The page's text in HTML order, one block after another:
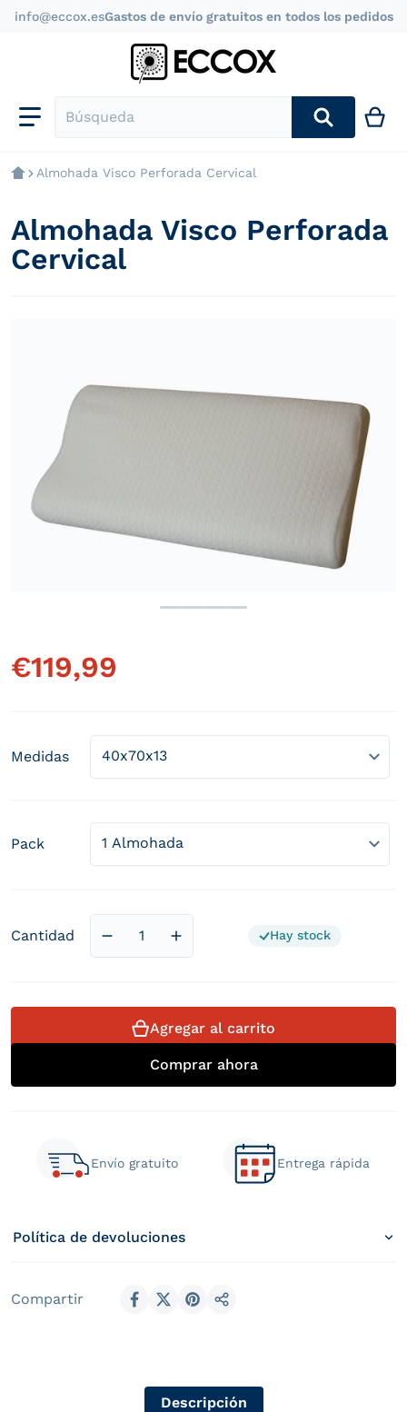
info@eccox.esGastos de envío gratuitos en todos los pedidos
Búsqueda
Almohada Visco Perforada Cervical
Abrir elemento multimedia
Almohada Visco Perforada
Cervical
€119,99
Medidas
Pack
Cantidad
Reducir cantidad para Almohada Visco
Aumentar cantidad para
Hay stock
Agregar al carrito
Comprar ahora
Envío gratuito Entrega rápida
Política de devoluciones
Compartir
Compartir en Facebook
Compartir en X (Twitter)
Compartir en Pinterest
Compartir
Descripción